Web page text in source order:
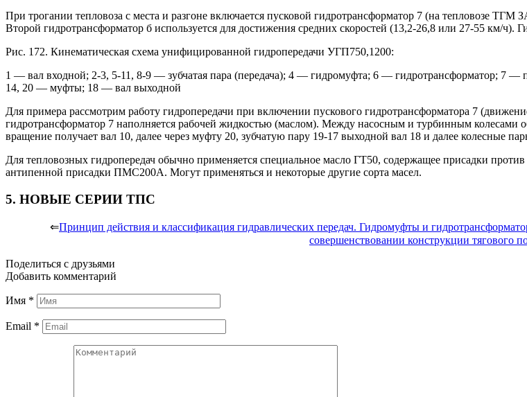
При трогании тепловоза с места и разгоне включается пусковой гидротрансформатор 7 (на тепловозе
Второй гидротрансформатор б используется для достижения средних скоростей (13,2-26,8 или 27-55 км/
Рис. 172. Кинематическая схема унифицированной гидропередачи УГП750,1200:
1 — вал входной; 2-3, 5-11, 8-9 — зубчатая пара (передача); 4 — гидромуфта; 6 — гидротрансформатор; 7
14, 20 — муфты; 18 — вал выходной
Для примера рассмотрим работу гидропередачи при включении пускового гидротрансформатора 7
гидротрансформатор 7 наполняется рабочей жидкостью (маслом). Между насосным и турбинным колесами
вращение получает вал 10, далее через муфту 20, зубчатую пару 19-17 выходной вал 18 и далее колесные
Для тепловозных гидропередач обычно применяется специальное масло ГТ50, содержащее присадки
антипенной присадки ПМС200А. Могут применяться и некоторые другие сорта масел.
5. НОВЫЕ СЕРИИ ТПС
⇐Принцип действия и классификация гидравлических передач. Гидромуфты и
совершенствовании конструкции тягового
Поделиться с друзьями
Добавить комментарий
Имя *
Email *